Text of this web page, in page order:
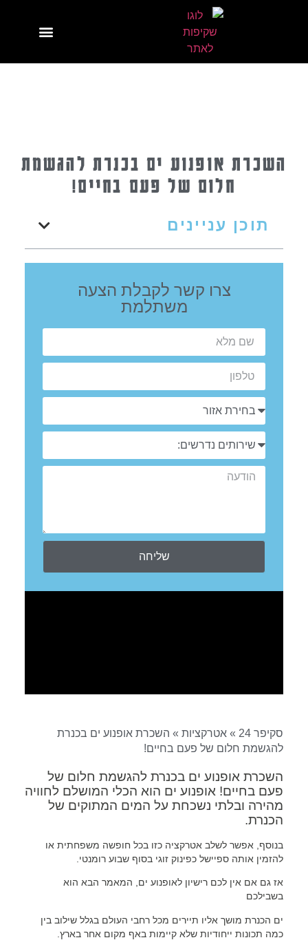
השכרת אופנוע ים בכנרת להגשמת
חלום של פעם בחיים!
סקיפר 24 » אטרקציות» השכרת אופנוע ים בכנרת
להגשמת חלום של פעם בחיים!
השכרת אופנוע ים בכנרת להגשמת חלום של
פעם בחיים! אופנוע ים הוא הכלי המושלם לחוויה
מהירה ובלתי נשכחת על המים המתוקים של
הכנרת.
בנוסף, אפשר לשלב אטרקציה כזו בכל חופשה משפחתית או
להזמין אותה ספיישל כפינוק זוגי בסוף שבוע רומנטי.
אז גם אם אין לכם רישיון לאופנוע ים, המאמר הבא הוא
בשבילכם
ים הכנרת מושך אליו תיירים מכל רחבי העולם בגלל שילוב בין
כמה תכונות ייחודיות שלא קיימות באף מקום אחר בארץ.
תוכן עניינים
צרו קשר לקבלת הצעה
משתלמת
שליחה